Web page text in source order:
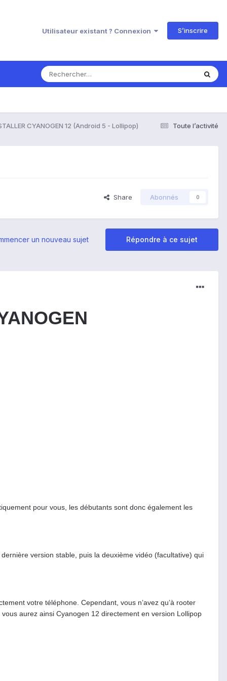
Utilisateur existant ? Connexion S’inscrire
Toute l’activité
CYANOGEN 12 (Android 5 - Lollipop)
Share Abonnés 0
Répondre à ce sujet
un nouveau sujet
pour vous, les débutants sont donc également les
version stable, puis la deuxième vidéo (facultative) qui
votre téléphone. Cependant, vous n’avez qu’à rooter
aurez ainsi Cyanogen 12 directement en version Lollipop